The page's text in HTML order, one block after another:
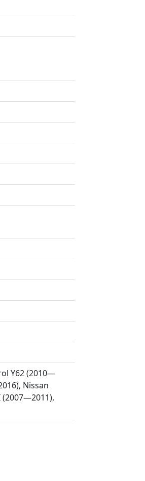
Y62 (2010—
Nissan
(2007—2011),